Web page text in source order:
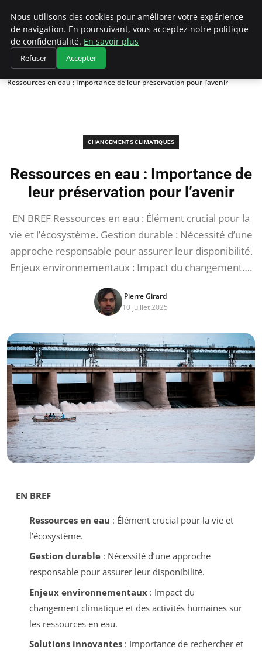
Climategatecountryclub.com
Accueil
Changements climatiques
Ressources en eau : Importance de leur préservation pour l’avenir
CHANGEMENTS CLIMATIQUES
Ressources en eau : Importance de
leur préservation pour l’avenir
EN BREF Ressources en eau : Élément crucial pour la
vie et l’écosystème. Gestion durable : Nécessité d’une
approche responsable pour assurer leur disponibilité.
Enjeux environnementaux : Impact du changement….
Pierre Girard
10 juillet 2025
EN BREF
Ressources en eau : Élément crucial pour la vie et
l’écosystème.
Gestion durable: Nécessité d’une approche
responsable pour assurer leur disponibilité.
Enjeux environnementaux: Impact du
changement climatique et des activités humaines sur
les ressources en eau.
Solutions innovantes: Importance de rechercher et
Nous utilisons des cookies pour améliorer votre expérience
de navigation. En poursuivant, vous acceptez notre politique
de confidentialité. En savoir plus
Refuser Accepter